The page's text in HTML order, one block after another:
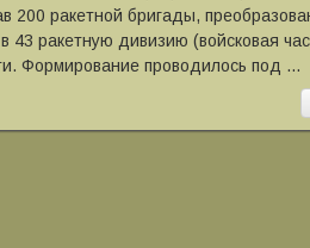
200 ракетной бригады,
43 ракетную дивизию (войсковая
Формирование проводилось под …